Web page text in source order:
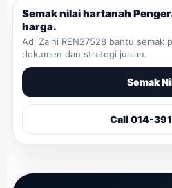
Semak nilai hartanah
harga.
Adi Zaini REN27528 bantu
dokumen dan strategi jualan.
Semak
Call 014-